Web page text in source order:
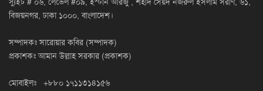
স্যুইট # ০৬, লেভেল #০৯, ইস্টার্ন আরজু , শহীদ সৈয়দ নজরুল ইসলাম সরণি, ৬১,
বিজয়নগর, ঢাকা ১০০০, বাংলাদেশ।
সম্পাদকঃ সারোয়ার কবির (সম্পাদক)
প্রকাশকঃ আমান উল্লাহ সরকার (প্রকাশক)
মোবাইলঃ +৮৮০ ১৭১১৩১৪১৫৬